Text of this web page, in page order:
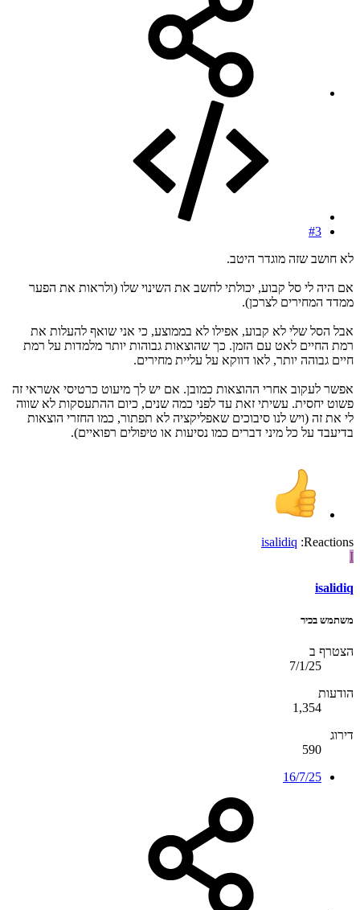
#3
לא חושב שזה מוגדר היטב.
אם היה לי סל קבוע, יכולתי לחשב את השינוי שלו (ולראות את הפער
ממדד המחירים לצרכן).
אבל הסל שלי לא קבוע, אפילו לא בממוצע, כי אני שואף להעלות את
רמת החיים לאט עם הזמן. כך שהוצאות גבוהות יותר מלמדות על רמת
חיים גבוהה יותר, לאו דווקא על עליית מחירים.
אפשר לעקוב אחרי ההוצאות כמובן. אם יש לך מיעוט כרטיסי אשראי זה
פשוט יחסית. עשיתי זאת עד לפני כמה שנים, כיום ההתעסקות לא שווה
לי את זה (ויש לנו סיבוכים שאפליקציה לא תפתור, כמו החזרי הוצאות
בדיעבד על כל מיני דברים כמו נסיעות או טיפולים רפואיים).
Reactions:
isalidiq
I
isalidiq
משתמש בכיר
הצטרף ב
7/1/25
הודעות
1,354
דירוג
590
16/7/25